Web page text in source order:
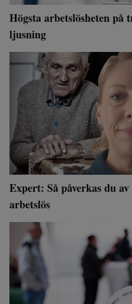
Högsta arbetslösheten på
ljusning
Expert: Så påverkas du av
arbetslös